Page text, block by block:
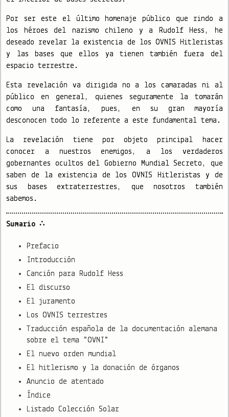
Por ser este el último homenaje público que rindo a
los héroes del nazismo chileno y a Rudolf Hess, he
deseado revelar la existencia de los OVNIS Hitleristas
y las bases que ellos ya tienen también fuera del
espacio terrestre.
Esta revelación va dirigida no a los camaradas ni al
público en general, quienes seguramente la tomarán
como una fantasía, pues, en su gran mayoría
desconocen todo lo referente a este fundamental tema.
La revelación tiene por objeto principal hacer
conocer a nuestros enemigos, a los verdaderos
gobernantes ocultos del Gobierno Mundial Secreto, que
saben de la existencia de los OVNIS Hitleristas y de
sus bases extraterrestres, que nosotros también
sabemos.
Sumario ∴
Prefacio
Introducción
Canción para Rudolf Hess
El discurso
El juramento
Los OVNIS terrestres
Traducción española de la documentación alemana
sobre el tema “OVNI”
El nuevo orden mundial
El hitlerismo y la donación de órganos
Anuncio de atentado
Índice
Listado Colección Solar